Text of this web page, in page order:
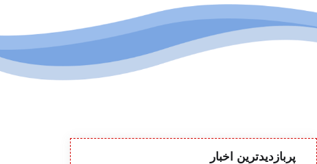
پربازدیدترین اخبار